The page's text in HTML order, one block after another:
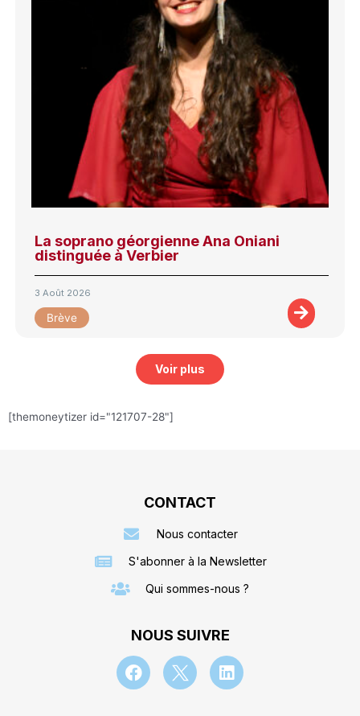
La soprano géorgienne Ana Oniani
distinguée à Verbier
3 Août 2026
Brève
Voir plus
[themoneytizer id="121707-28"]
CONTACT
Nous contacter
S'abonner à la Newsletter
Qui sommes-nous ?
NOUS SUIVRE